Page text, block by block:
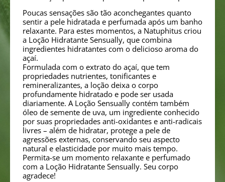
Poucas sensações são tão aconchegantes quanto
sentir a pele hidratada e perfumada após um banho
relaxante. Para estes momentos, a Natuphitus criou
a Loção Hidratante Sensually, que combina
ingredientes hidratantes com o delicioso aroma do
açaí.
Formulada com o extrato do açaí, que tem
propriedades nutrientes, tonificantes e
remineralizantes, a loção deixa o corpo
profundamente hidratado e pode ser usada
diariamente. A Loção Sensually contém também
óleo de semente de uva, um ingrediente conhecido
por suas propriedades anti-oxidantes e anti-radicais
livres – além de hidratar, protege a pele de
agressões externas, conservando seu aspecto
natural e elasticidade por muito mais tempo.
Permita-se um momento relaxante e perfumado
com a Loção Hidratante Sensually. Seu corpo
agradece!